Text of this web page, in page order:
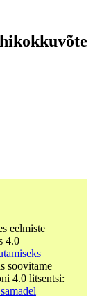
eelmiste
4.0
soovitame
4.0 litsentsi: